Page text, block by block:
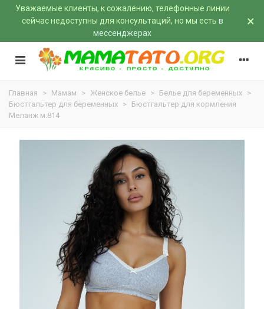
Уважаемые клиенты, к сожалению, телефонные линии
сейчас недоступны для консультаций, но мы есть в
мессенджерах
×
Главная > Мамам > Женское белье > Белье для беременных >
Бюстгальтер для беременных > Бюстгальтер для кормления
Меланж м.814